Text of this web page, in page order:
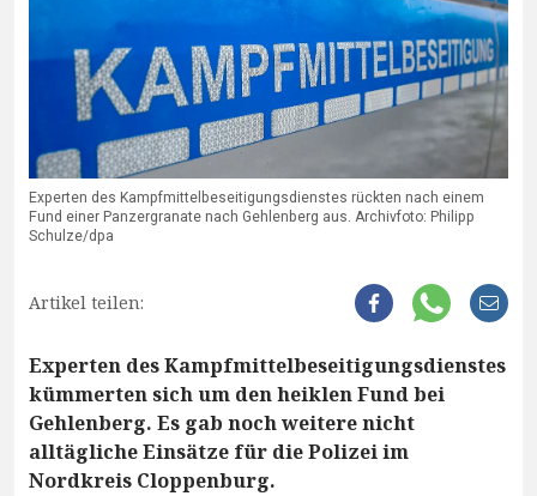
Experten des Kampfmittelbeseitigungsdienstes rückten nach einem
Fund einer Panzergranate nach Gehlenberg aus. Archivfoto: Philipp
Schulze/dpa
Artikel teilen:
Experten des Kampfmittelbeseitigungsdienstes
kümmerten sich um den heiklen Fund bei
Gehlenberg. Es gab noch weitere nicht
alltägliche Einsätze für die Polizei im
Nordkreis Cloppenburg.